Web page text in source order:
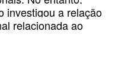
investigou a relação
relacionada ao